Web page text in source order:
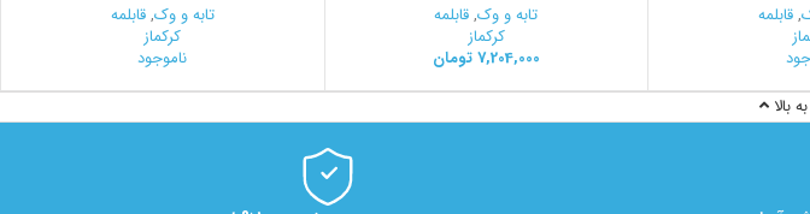
,قابلمه
تابه و وک,قابلمه
کرکماز
7,204,000تومان
تابه و وک,قابلمه
کرکماز
ناموجود
بالا